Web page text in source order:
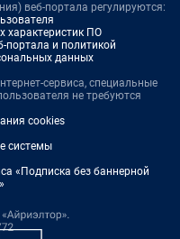
веб-портала регулируются:
характеристик ПО
портала и политикой
данных
сервиса, специальные
не требуются
cookies
системы
«Подписка без баннерной